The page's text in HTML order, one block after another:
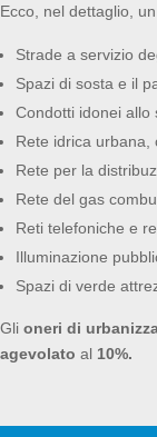
Ecco, nel dettaglio,
Strade a servizio
Spazi di sosta e il
Condotti idonei allo
Rete idrica urbana,
Rete per la
Rete del gas
Reti telefoniche e
Illuminazione
Spazi di verde
Gli oneri di
agevolato al 10%.